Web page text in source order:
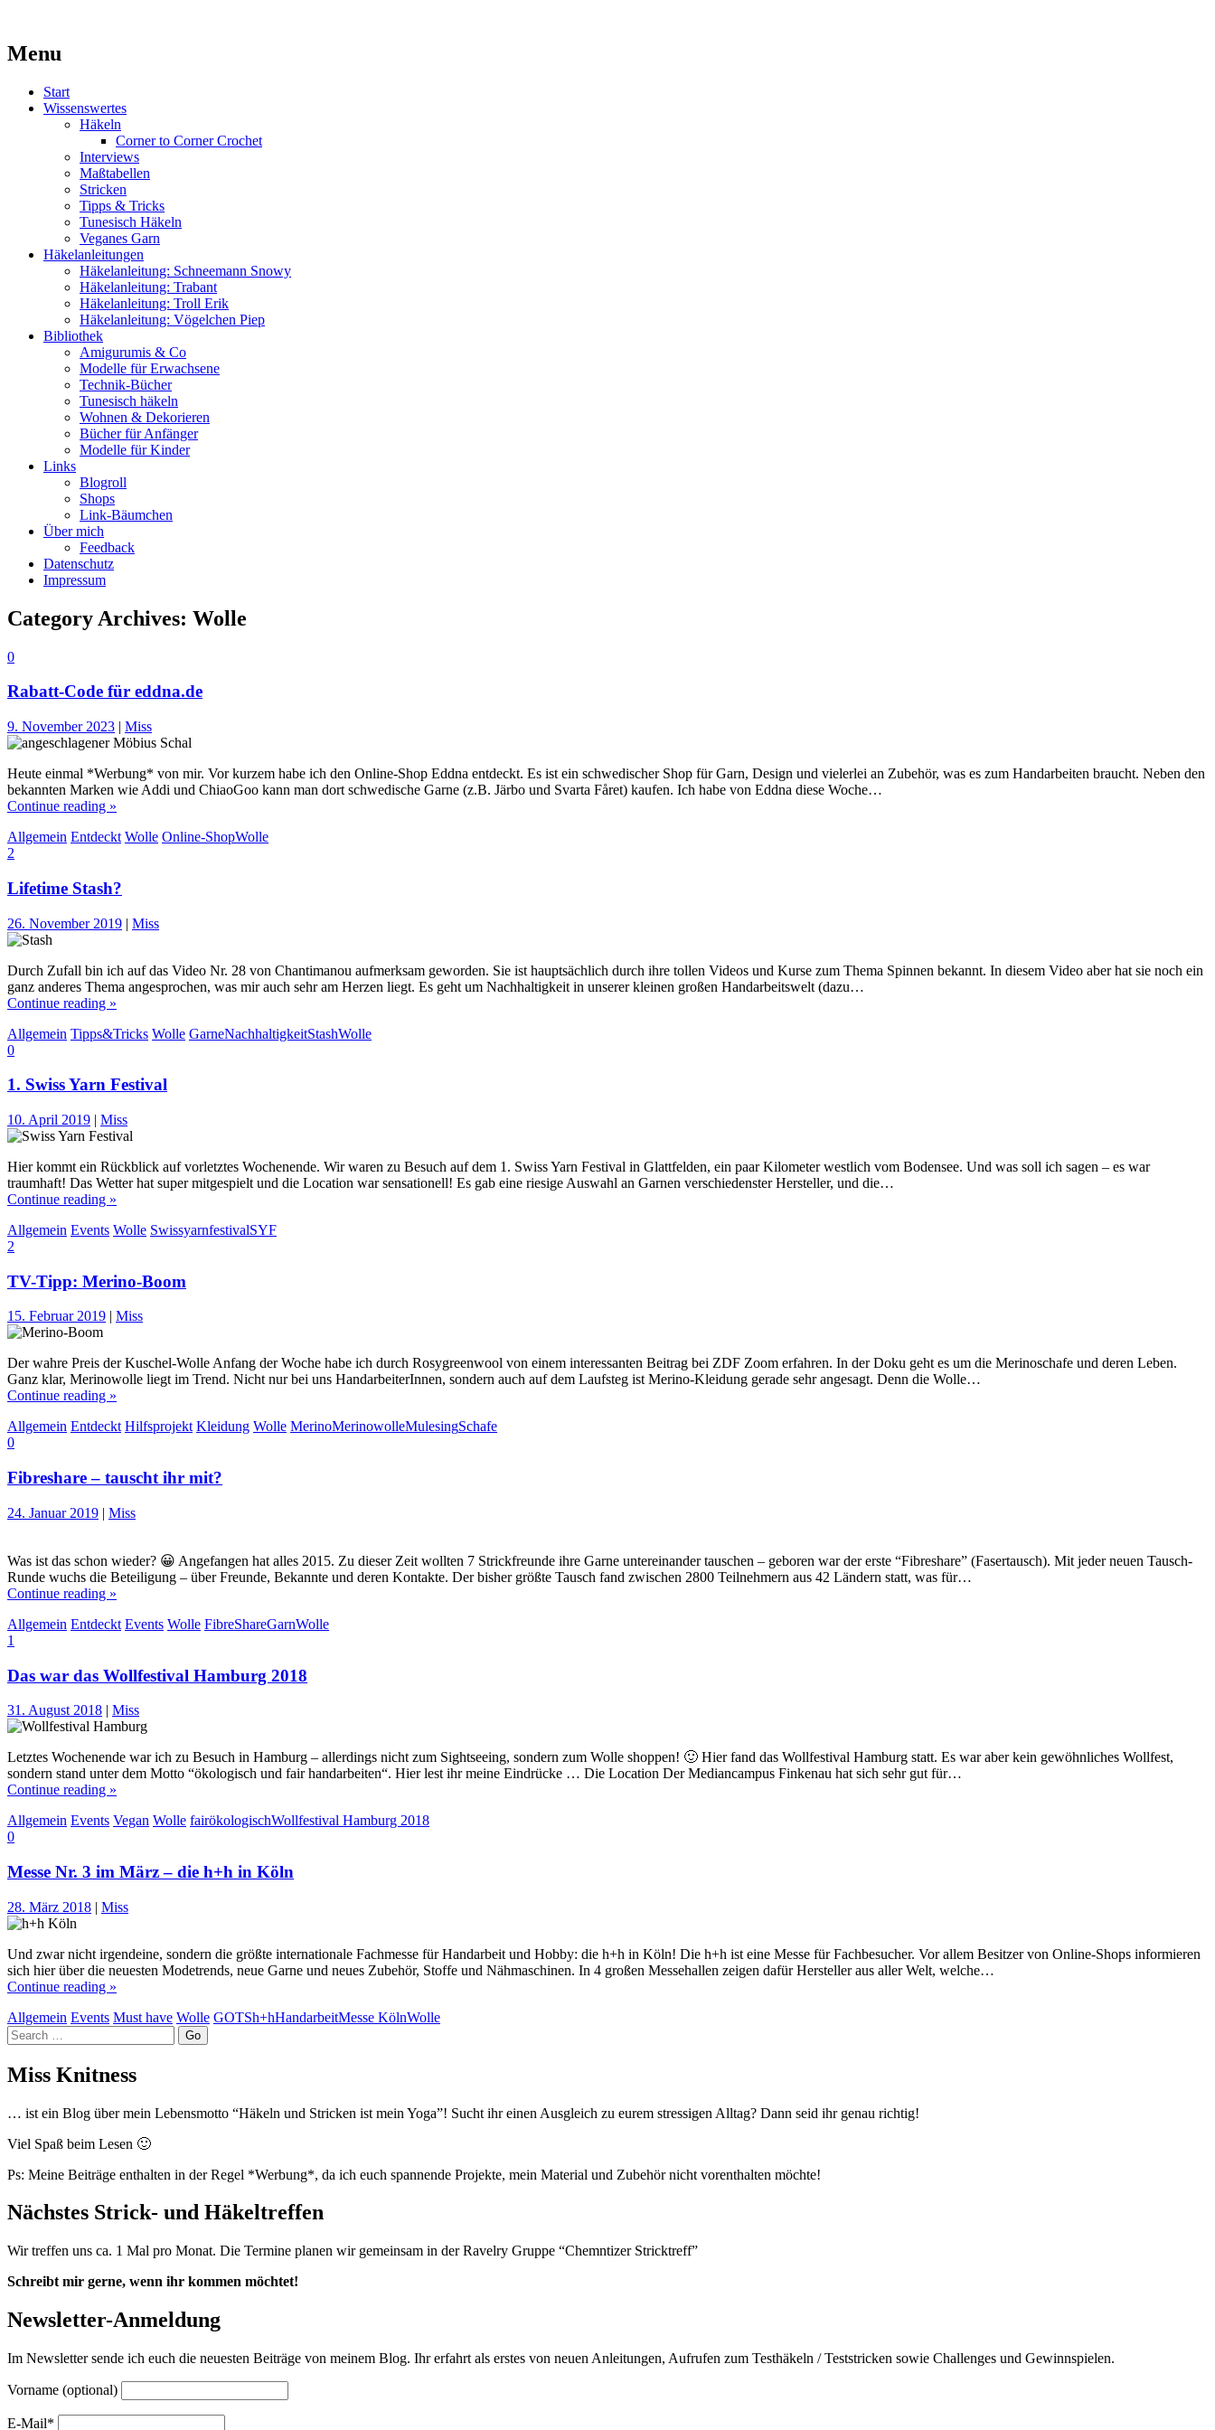
MissKnitness
Kaufst du noch oder strickst du schon?
Menu
Skip
Start
Wissenswertes
Häkeln
Corner to Corner Crochet
Interviews
Maßtabellen
Stricken
Tipps & Tricks
Tunesisch Häkeln
Veganes Garn
Häkelanleitungen
Häkelanleitung: Schneemann Snowy
Häkelanleitung: Trabant
Häkelanleitung: Troll Erik
Häkelanleitung: Vögelchen Piep
Bibliothek
Amigurumis & Co
Modelle für Erwachsene
Technik-Bücher
Tunesisch häkeln
Wohnen & Dekorieren
Bücher für Anfänger
Modelle für Kinder
Links
Blogroll
Shops
Link-Bäumchen
Über mich
Feedback
Datenschutz
Impressum
Category Archives: Wolle
0
Rabatt-Code für eddna.de
9. November 2023 | Miss
Heute einmal *Werbung* von mir. Vor kurzem habe ich den Online-Shop Eddna entdeckt. Es ist ein schwedischer Shop für Garn, Design und vielerlei an Zubehör, was es zum Handarbeiten braucht. Neben den
bekannten Marken wie Addi und ChiaoGoo kann man dort schwedische Garne (z.B. Järbo und Svarta Fåret) kaufen. Ich habe von Eddna diese Woche…
Continue reading »
Allgemein Entdeckt Wolle Online-ShopWolle
2
Lifetime Stash?
26. November 2019 | Miss
Durch Zufall bin ich auf das Video Nr. 28 von Chantimanou aufmerksam geworden. Sie ist hauptsächlich durch ihre tollen Videos und Kurse zum Thema Spinnen bekannt. In diesem Video aber hat sie noch ein
ganz anderes Thema angesprochen, was mir auch sehr am Herzen liegt. Es geht um Nachhaltigkeit in unserer kleinen großen Handarbeitswelt (dazu…
Continue reading »
Allgemein Tipps&Tricks Wolle GarneNachhaltigkeitStashWolle
0
1. Swiss Yarn Festival
10. April 2019 | Miss
Hier kommt ein Rückblick auf vorletztes Wochenende. Wir waren zu Besuch auf dem 1. Swiss Yarn Festival in Glattfelden, ein paar Kilometer westlich vom Bodensee. Und was soll ich sagen – es war
traumhaft! Das Wetter hat super mitgespielt und die Location war sensationell! Es gab eine riesige Auswahl an Garnen verschiedenster Hersteller, und die…
Continue reading »
Allgemein Events Wolle SwissyarnfestivalSYF
2
TV-Tipp: Merino-Boom
15. Februar 2019 | Miss
Der wahre Preis der Kuschel-Wolle Anfang der Woche habe ich durch Rosygreenwool von einem interessanten Beitrag bei ZDF Zoom erfahren. In der Doku geht es um die Merinoschafe und deren Leben.
Ganz klar, Merinowolle liegt im Trend. Nicht nur bei uns HandarbeiterInnen, sondern auch auf dem Laufsteg ist Merino-Kleidung gerade sehr angesagt. Denn die Wolle…
Continue reading »
Allgemein Entdeckt Hilfsprojekt Kleidung Wolle MerinoMerinowolleMulesingSchafe
0
Fibreshare – tauscht ihr mit?
24. Januar 2019 | Miss
Was ist das schon wieder? 😀 Angefangen hat alles 2015. Zu dieser Zeit wollten 7 Strickfreunde ihre Garne untereinander tauschen – geboren war der erste “Fibreshare” (Fasertausch). Mit jeder neuen Tausch-
Runde wuchs die Beteiligung – über Freunde, Bekannte und deren Kontakte. Der bisher größte Tausch fand zwischen 2800 Teilnehmern aus 42 Ländern statt, was für…
Continue reading »
Allgemein Entdeckt Events Wolle FibreShareGarnWolle
1
Das war das Wollfestival Hamburg 2018
31. August 2018 | Miss
Letztes Wochenende war ich zu Besuch in Hamburg – allerdings nicht zum Sightseeing, sondern zum Wolle shoppen! 🙂 Hier fand das Wollfestival Hamburg statt. Es war aber kein gewöhnliches Wollfest,
sondern stand unter dem Motto “ökologisch und fair handarbeiten“. Hier lest ihr meine Eindrücke … Die Location Der Mediancampus Finkenau hat sich sehr gut für…
Continue reading »
Allgemein Events Vegan Wolle fairökologischWollfestival Hamburg 2018
0
Messe Nr. 3 im März – die h+h in Köln
28. März 2018 | Miss
Und zwar nicht irgendeine, sondern die größte internationale Fachmesse für Handarbeit und Hobby: die h+h in Köln! Die h+h ist eine Messe für Fachbesucher. Vor allem Besitzer von Online-Shops informieren
sich hier über die neuesten Modetrends, neue Garne und neues Zubehör, Stoffe und Nähmaschinen. In 4 großen Messehallen zeigen dafür Hersteller aus aller Welt, welche…
Continue reading »
Allgemein Events Must have Wolle GOTSh+hHandarbeitMesse KölnWolle
Search
Miss Knitness
… ist ein Blog über mein Lebensmotto “Häkeln und Stricken ist mein Yoga”! Sucht ihr einen Ausgleich zu eurem stressigen Alltag? Dann seid ihr genau richtig!
Viel Spaß beim Lesen 🙂
Ps: Meine Beiträge enthalten in der Regel *Werbung*, da ich euch spannende Projekte, mein Material und Zubehör nicht vorenthalten möchte!
Nächstes Strick- und Häkeltreffen
Wir treffen uns ca. 1 Mal pro Monat. Die Termine planen wir gemeinsam in der Ravelry Gruppe “Chemntizer Stricktreff”
Schreibt mir gerne, wenn ihr kommen möchtet!
Newsletter-Anmeldung
Im Newsletter sende ich euch die neuesten Beiträge von meinem Blog. Ihr erfahrt als erstes von neuen Anleitungen, Aufrufen zum Testhäkeln / Teststricken sowie Challenges und Gewinnspielen.
Vorname (optional)
E-Mail*